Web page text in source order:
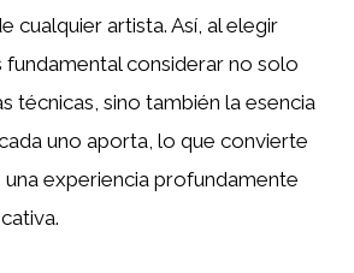
cualquier artista. Así, al elegir
fundamental considerar no solo
técnicas, sino también la esencia
uno aporta, lo que convierte
experiencia profundamente